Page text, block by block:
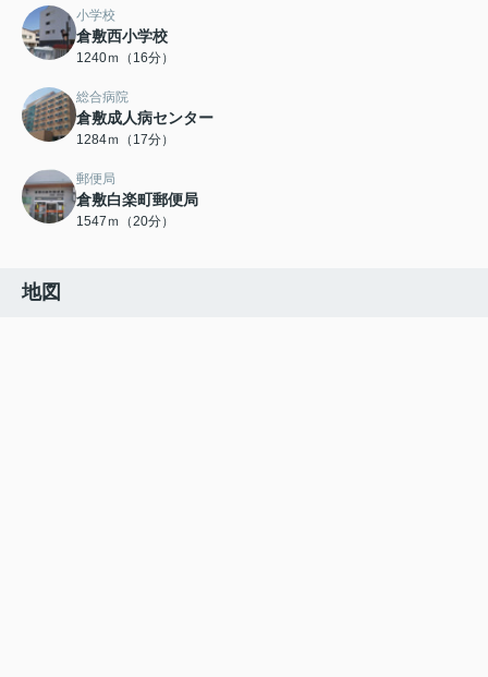
小学校
倉敷西小学校
1240ｍ（16分）
総合病院
倉敷成人病センター
1284ｍ（17分）
郵便局
倉敷白楽町郵便局
1547ｍ（20分）
地図